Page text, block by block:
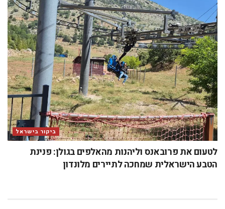
ביקור בישראל
לטעום את פרובאנס וליהנות מהאלפים בגולן: פנינת
הטבע הישראלית שמחכה לתיירים מלונדון